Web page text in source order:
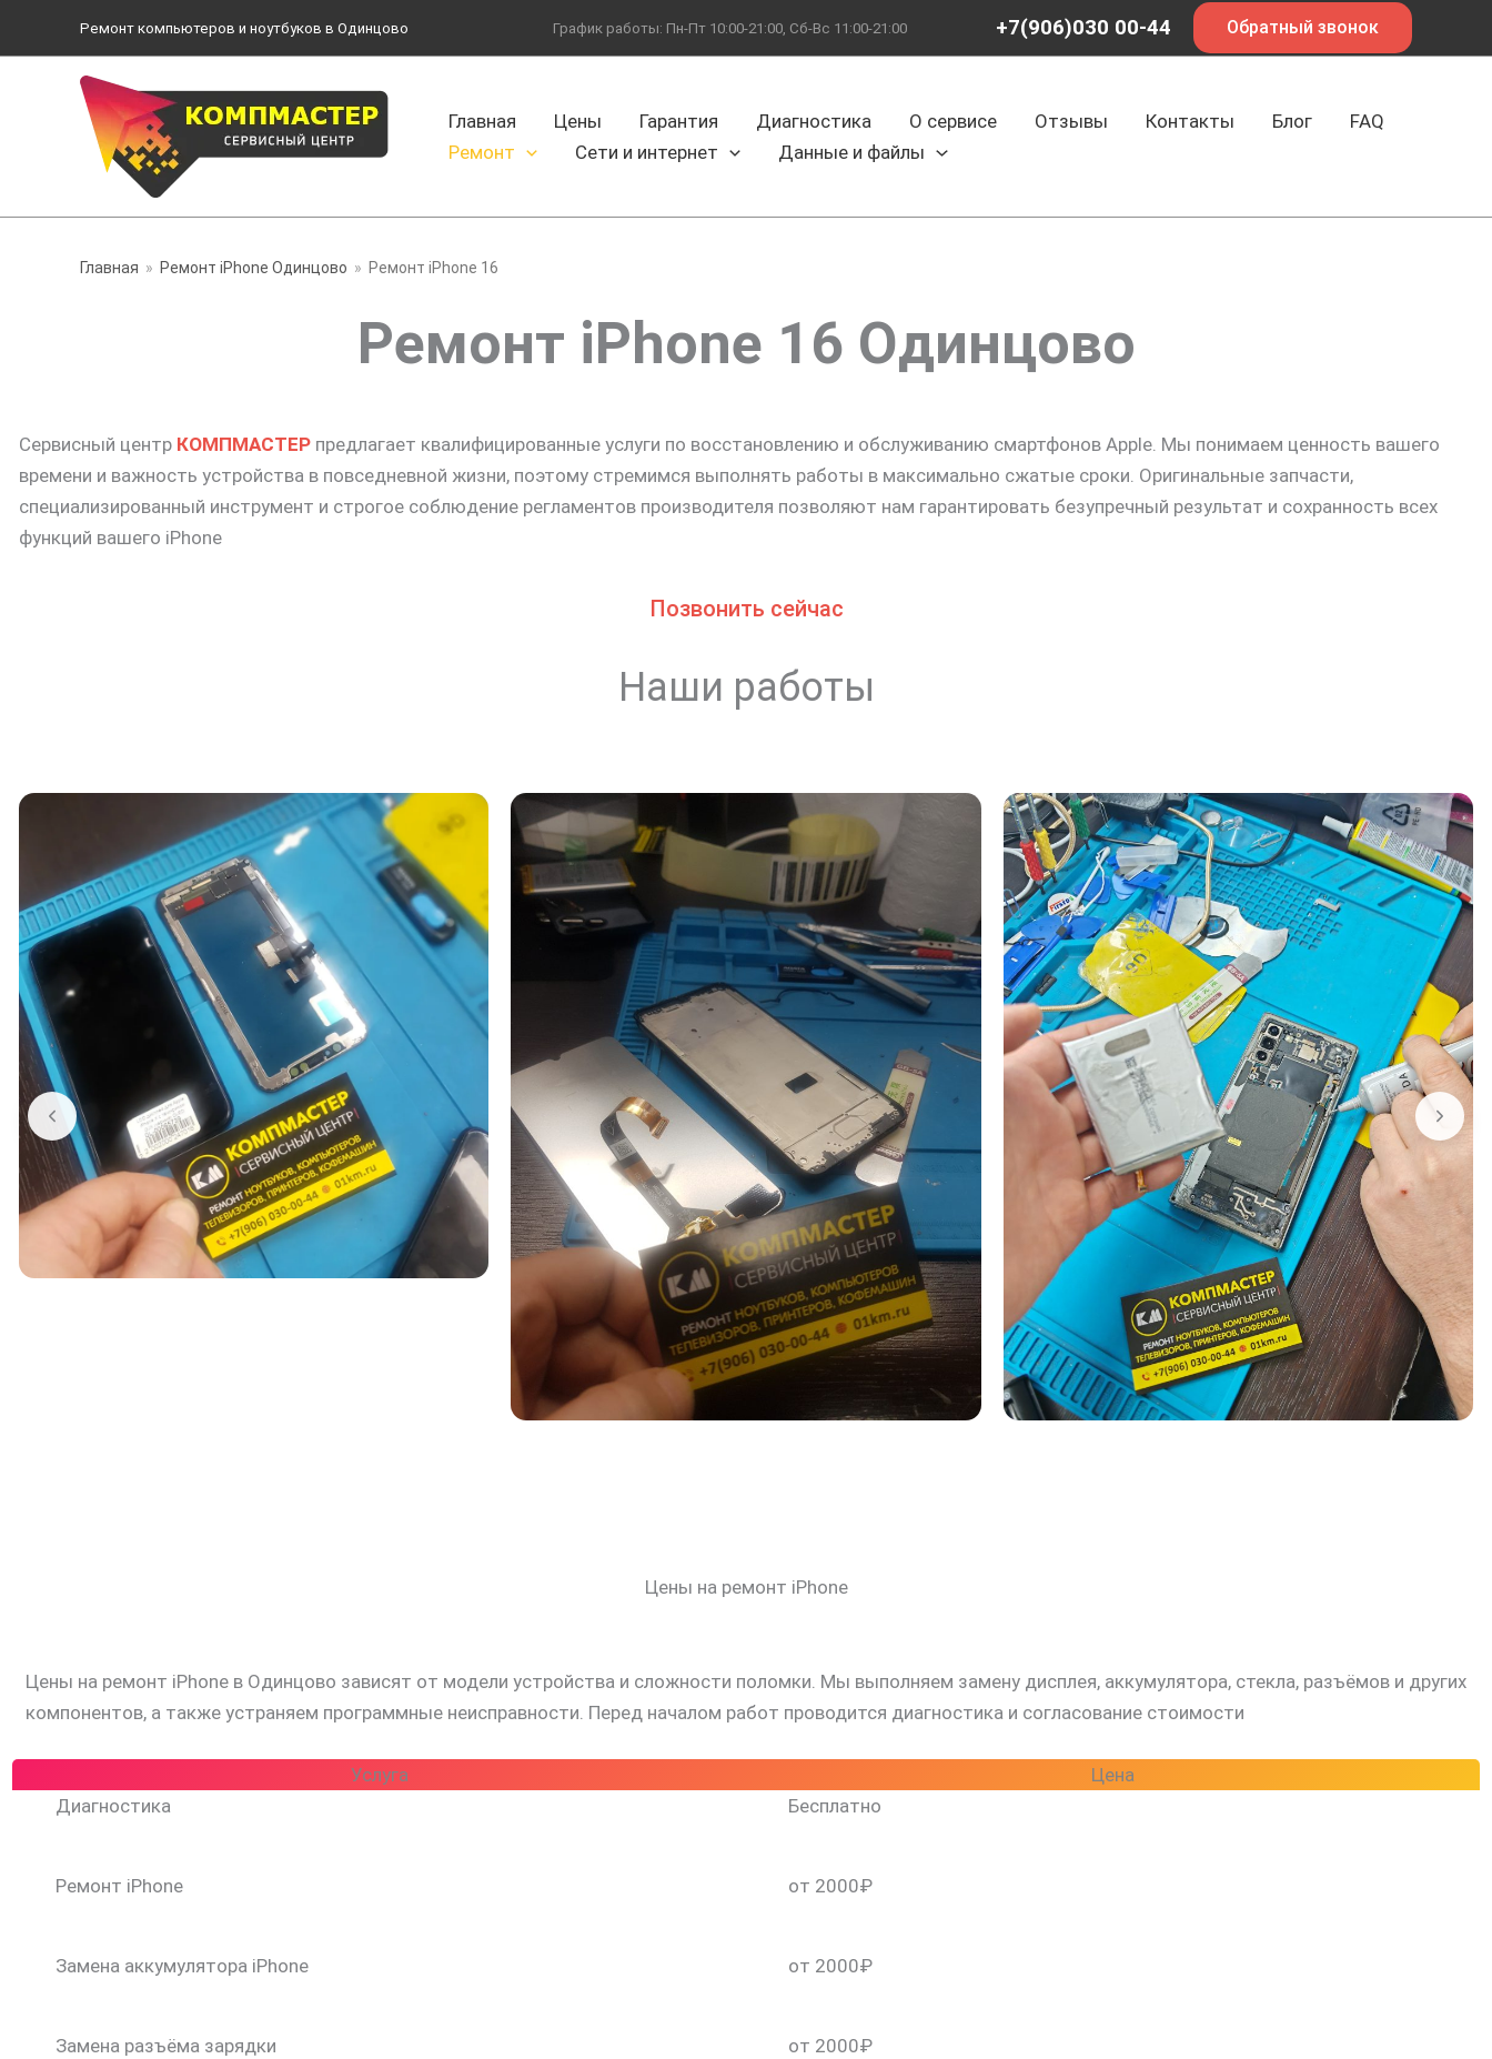
содержимому
Ремонт компьютеров и ноутбуков в Одинцово График работы: Пн-Пт 10:00-21:00, Сб-Вс 11:00-21:00 +7(906)030 00-44 Обратный звонок
Главная Цены Гарантия Диагностика О сервисе Отзывы Контакты Блог
FAQ
Ремонт
Сети и интернет Данные и файлы
Главная Ремонт iPhone Одинцово Ремонт iPhone 16
Ремонт iPhone 16 Одинцово
Сервисный центр КОМПМАСТЕР предлагает квалифицированные услуги по восстановлению и обслуживанию смартфонов Apple. Мы понимаем ценность вашего
времени и важность устройства в повседневной жизни, поэтому стремимся выполнять работы в максимально сжатые сроки. Оригинальные запчасти,
специализированный инструмент и строгое соблюдение регламентов производителя позволяют нам гарантировать безупречный результат и сохранность всех
функций вашего iPhone
Позвонить сейчас
Наши работы
Цены на ремонт iPhone
Цены на ремонт iPhone в Одинцово зависят от модели устройства и сложности поломки. Мы выполняем замену дисплея, аккумулятора, стекла, разъёмов и других
компонентов, а также устраняем программные неисправности. Перед началом работ проводится диагностика и согласование стоимости
Услуга
Цена
Диагностика
Бесплатно
Ремонт iPhone от 2000₽
Замена аккумулятора iPhone от 2000₽
Замена разъёма зарядки от 2000₽